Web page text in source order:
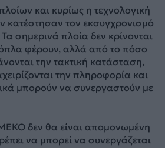
και κυρίως η τεχνολογική
κατέστησαν τον εκσυγχρονισμό
σημερινά πλοία δεν κρίνονται
φέρουν, αλλά από το πόσο
την τακτική κατάσταση,
την πληροφορία και
μπορούν να συνεργαστούν με
δεν θα είναι απομονωμένη
να μπορεί να συνεργάζεται